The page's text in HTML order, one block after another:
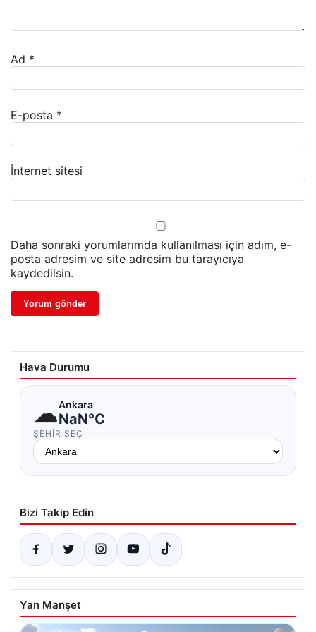
Ad *
E-posta *
İnternet sitesi
Daha sonraki yorumlarımda kullanılması için adım, e-
posta adresim ve site adresim bu tarayıcıya
kaydedilsin.
Hava Durumu
☁Ankara
NaN°C
ŞEHIR SEÇ
Bizi Takip Edin
Yan Manşet